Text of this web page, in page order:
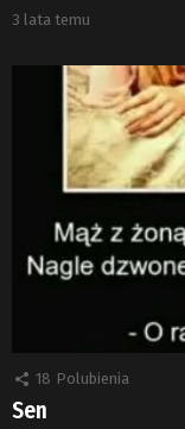
3 lata temu
18 Polubienia
Sen